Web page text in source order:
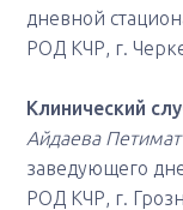
дневной
РОД КЧР, г.
Клинический
Айдаева
заведующего
РОД КЧР, г.